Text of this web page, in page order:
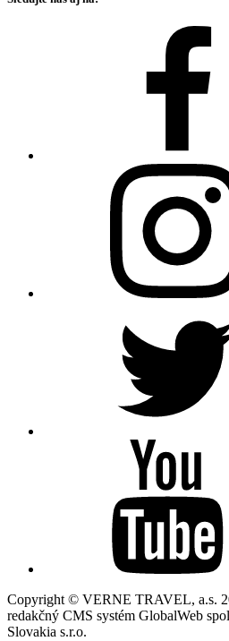
Copyright © VERNE TRAVEL, a.s.
redakčný CMS systém GlobalWeb
Slovakia s.r.o.